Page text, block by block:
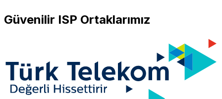
Güvenilir ISP Ortaklarımız